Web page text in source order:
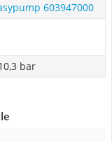
603947000
bar